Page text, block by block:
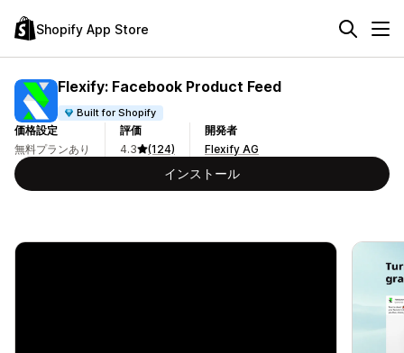
Shopify App Store
Flexify: Facebook Product Feed
Built for Shopify
価格設定
無料プランあり
評価
4.3
(124)
開発者
Flexify AG
インストール